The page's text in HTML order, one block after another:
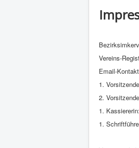
Vereins-
Email-
1.
2.
1.
1.